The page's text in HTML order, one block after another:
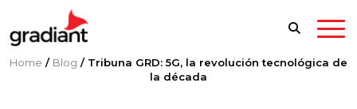
Home / Blog / Tribuna GRD: 5G, la revolución tecnológica de
la década